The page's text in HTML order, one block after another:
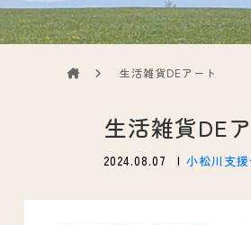
生活雑貨DEアート
生活雑貨DE
2024.08.07 小松川支